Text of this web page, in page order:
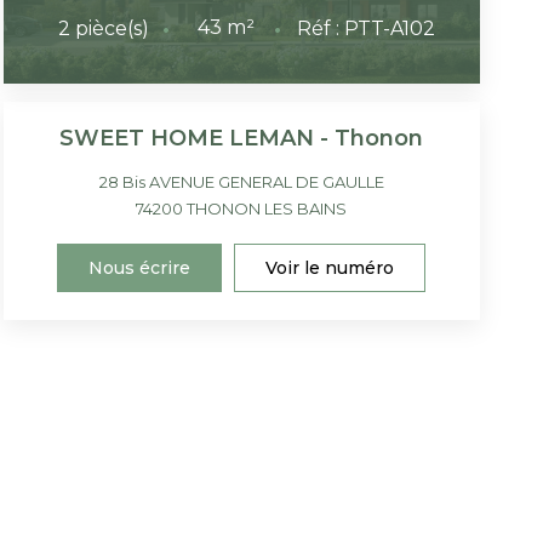
2 pièce(s) 43 m² Réf : PTT-A102
SWEET HOME LEMAN - Thonon
28 Bis AVENUE GENERAL DE GAULLE
74200THONON LES BAINS
Nous écrire Voir le numéro